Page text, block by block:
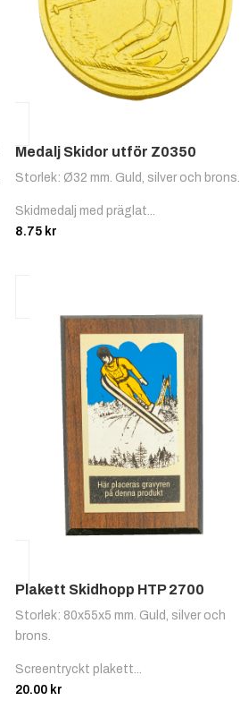
Medalj Skidor utför Z0350
Storlek: Ø32 mm. Guld, silver och brons.
Skidmedalj med präglat...
8.75 kr
Plakett Skidhopp HTP 2700
Storlek: 80x55x5 mm. Guld, silver och
brons.
Screentryckt plakett...
20.00 kr